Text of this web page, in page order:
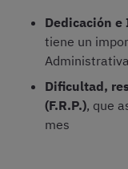
Dedicación
tiene un
Dificultad,
(F.R.P.), que
mes